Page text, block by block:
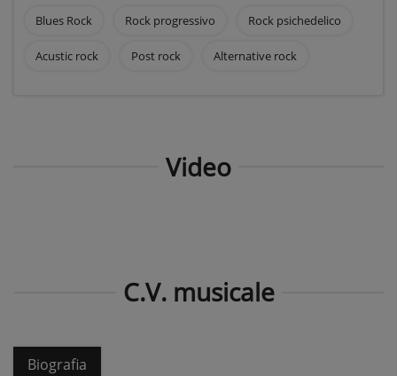
Blues Rock Rock progressivo Rock psichedelico
Acustic rock Post rock Alternative rock
Video
C.V. musicale
Biografia